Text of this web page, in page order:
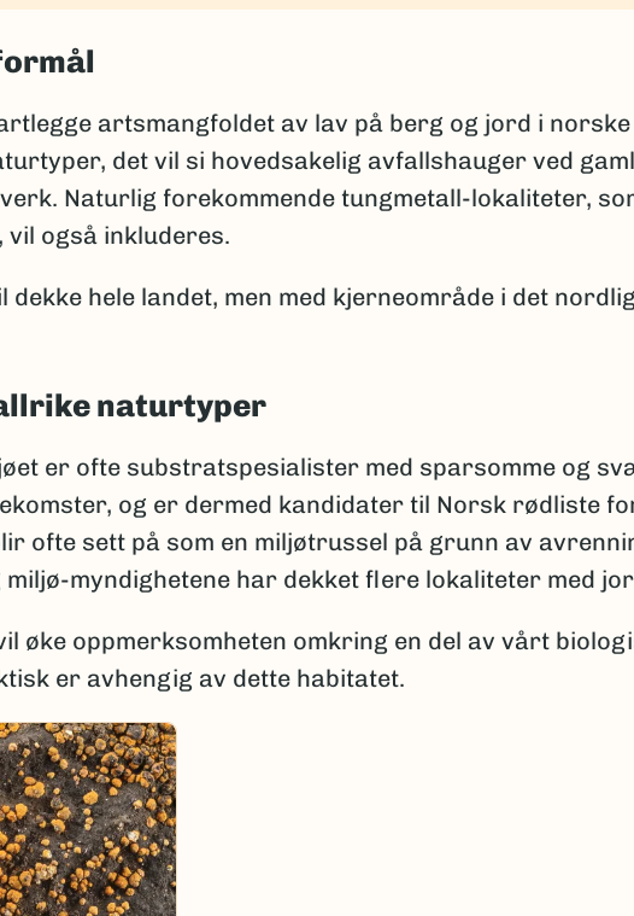
artsmangfoldet av lav på berg og jord i norske
det vil si hovedsakelig avfallshauger ved
Naturlig forekommende tungmetall-lokaliteter,
også inkluderes.
dekke hele landet, men med kjerneområde i det
naturtyper
er ofte substratspesialister med sparsomme og
og er dermed kandidater til Norsk rødliste
ofte sett på som en miljøtrussel på grunn av
myndighetene har dekket flere lokaliteter med
øke oppmerksomheten omkring en del av vårt
er avhengig av dette habitatet.